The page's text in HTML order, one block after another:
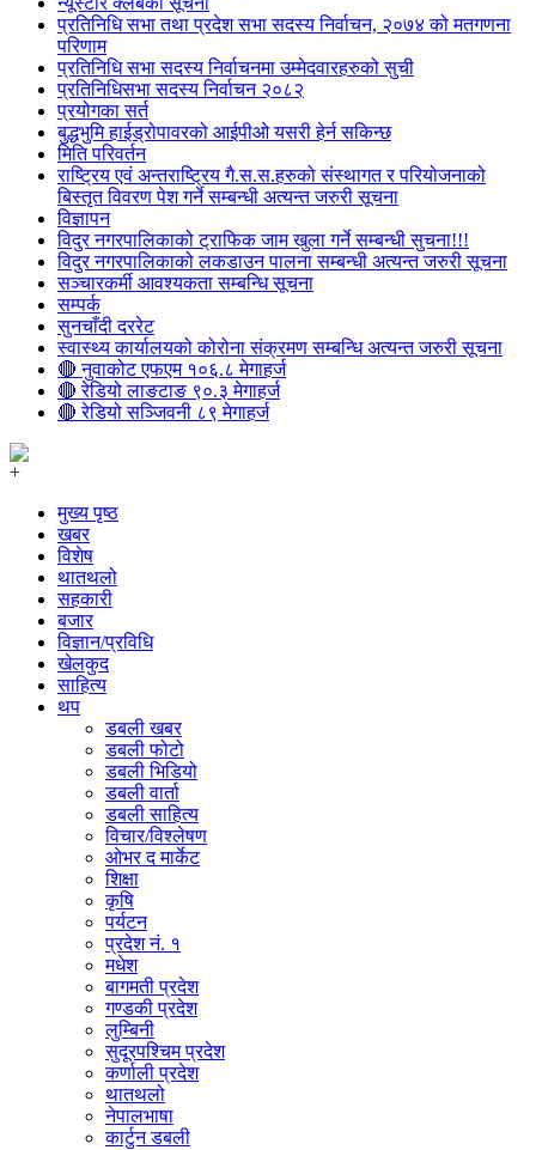
प्रतिनिधि सभा तथा प्रदेश सभा सदस्य निर्वाचन, २०७४ को मतगणना
परिणाम
प्रतिनिधि सभा सदस्य निर्वाचनमा उम्मेदवारहरुको सुची
प्रतिनिधिसभा सदस्य निर्वाचन २०८२
प्रयोगका सर्त
बुद्धभुमि हाईड्रोपावरको आईपीओ यसरी हेर्न सकिन्छ
मिति परिवर्तन
राष्ट्रिय एवं अन्तराष्ट्रिय गै.स.स.हरुको संस्थागत र परियोजनाको
बिस्तृत विवरण पेश गर्ने सम्बन्धी अत्यन्त जरुरी सूचना
विज्ञापन
विदुर नगरपालिकाको ट्राफिक जाम खुला गर्ने सम्बन्धी सुचना!!!
विदुर नगरपालिकाको लकडाउन पालना सम्बन्धी अत्यन्त जरुरी सूचना
सञ्चारकर्मी आवश्यकता सम्बन्धि सूचना
सम्पर्क
सुनचाँदी दररेट
स्वास्थ्य कार्यालयको कोरोना संक्रमण सम्बन्धि अत्यन्त जरुरी सूचना
🔴 नुवाकोट एफएम १०६.८ मेगाहर्ज
🔴 रेडियो लाङटाङ ९०.३ मेगाहर्ज
🔴 रेडियो सञ्जिवनी ८९ मेगाहर्ज
+
मुख्य पृष्ठ
खबर
विशेष
थातथलो
सहकारी
बजार
विज्ञान/प्रविधि
खेलकुद
साहित्य
थप
डबली खबर
डबली फोटो
डबली भिडियो
डबली वार्ता
डबली साहित्य
विचार/विश्‍लेषण
ओभर द मार्केट
शिक्षा
कृषि
पर्यटन
प्रदेश नं. १
मधेश
बागमती प्रदेश
गण्डकी प्रदेश
लुम्बिनी
सुदूरपश्चिम प्रदेश
कर्णाली प्रदेश
थातथलो
नेपालभाषा
कार्टुन डबली